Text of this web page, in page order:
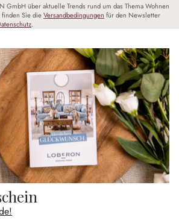
GmbH über aktuelle Trends rund um das Thema Wohnen
Sie dieVersandbedingungen für den Newsletter
.